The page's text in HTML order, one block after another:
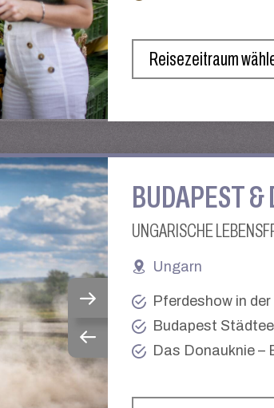
BUDAPEST
UNGARISCHE
Ungarn
Pferdeshow in
Budapest
Das Donauknie –